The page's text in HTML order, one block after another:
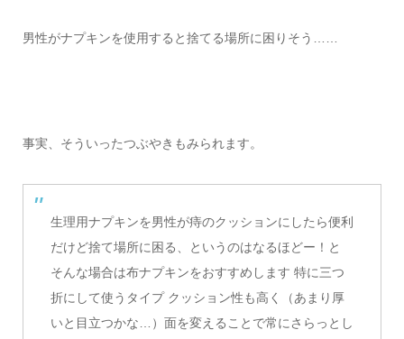
男性がナプキンを使用すると捨てる場所に困りそう……
事実、そういったつぶやきもみられます。
生理用ナプキンを男性が痔のクッションにしたら便利
だけど捨て場所に困る、というのはなるほどー！と
そんな場合は布ナプキンをおすすめします 特に三つ
折にして使うタイプ クッション性も高く（あまり厚
いと目立つかな…）面を変えることで常にさらっとし